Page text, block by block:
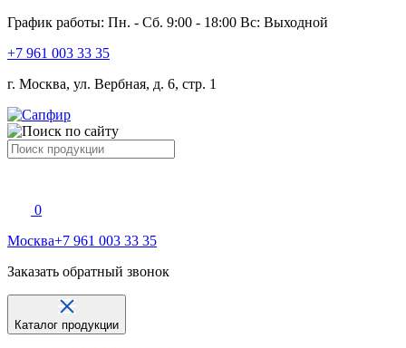
График работы: Пн. - Сб. 9:00 - 18:00 Вс: Выходной
+7 961 003 33 35
г. Москва, ул. Вербная, д. 6, стр. 1
0
Москва+7 961 003 33 35
Заказать обратный звонок
Каталог продукции